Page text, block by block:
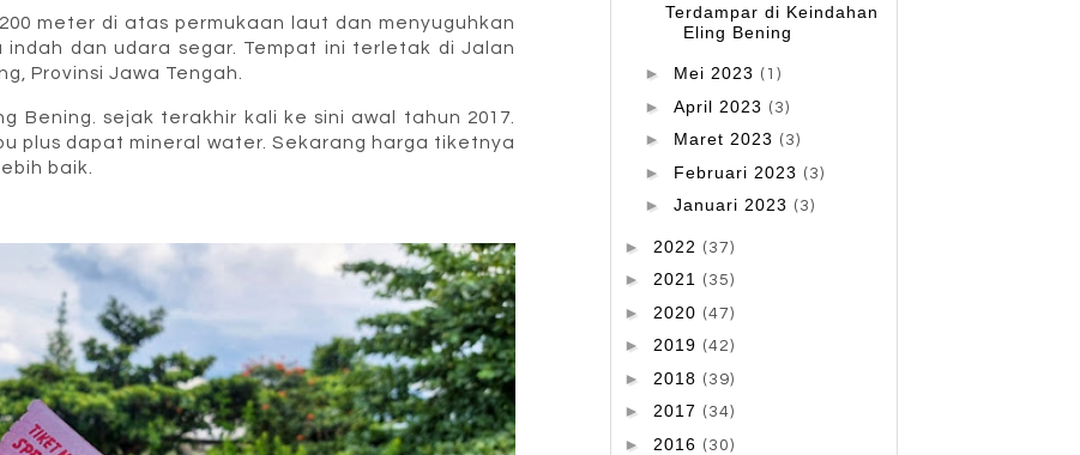
meter di atas permukaan laut dan menyuguhkan
dan udara segar. Tempat ini terletak di Jalan
Provinsi Jawa Tengah.
Bening. sejak terakhir kali ke sini awal tahun 2017.
plus dapat mineral water. Sekarang harga tiketnya
baik.
Terdampar di Keindahan
Eling Bening
► Mei 2023 (1)
► April 2023 (3)
► Maret 2023 (3)
► Februari 2023 (3)
► Januari 2023 (3)
► 2022 (37)
► 2021 (35)
► 2020 (47)
► 2019 (42)
► 2018 (39)
► 2017 (34)
► 2016 (30)